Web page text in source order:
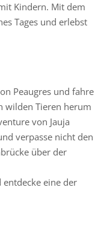
Kindern. Mit dem
Tages und erlebst
Peaugres und fahre
wilden Tieren herum
von Jauja
verpasse nicht den
über der
entdecke eine der